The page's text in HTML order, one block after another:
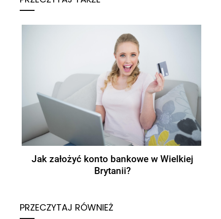
Jak założyć konto bankowe w Wielkiej
Brytanii?
PRZECZYTAJ RÓWNIEŻ